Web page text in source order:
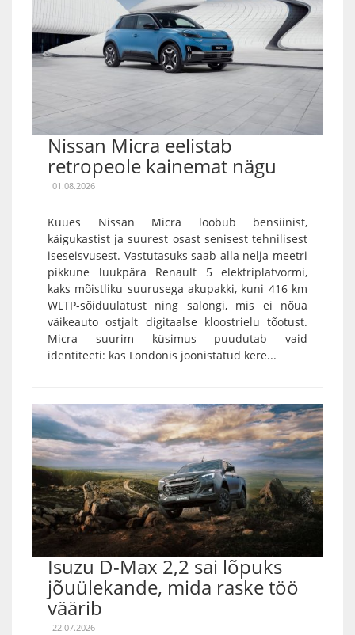
Nissan Micra eelistab
retropeole kainemat nägu
01.08.2026
Kuues Nissan Micra loobub bensiinist,
käigukastist ja suurest osast senisest tehnilisest
iseseisvusest. Vastutasuks saab alla nelja meetri
pikkune luukpära Renault 5 elektriplatvormi,
kaks mõistliku suurusega akupakki, kuni 416 km
WLTP-sõiduulatust ning salongi, mis ei nõua
väikeauto ostjalt digitaalse kloostrielu tõotust.
Micra suurim küsimus puudutab vaid
identiteeti: kas Londonis joonistatud kere...
Isuzu D-Max 2,2 sai lõpuks
jõuülekande, mida raske töö
väärib
22.07.2026